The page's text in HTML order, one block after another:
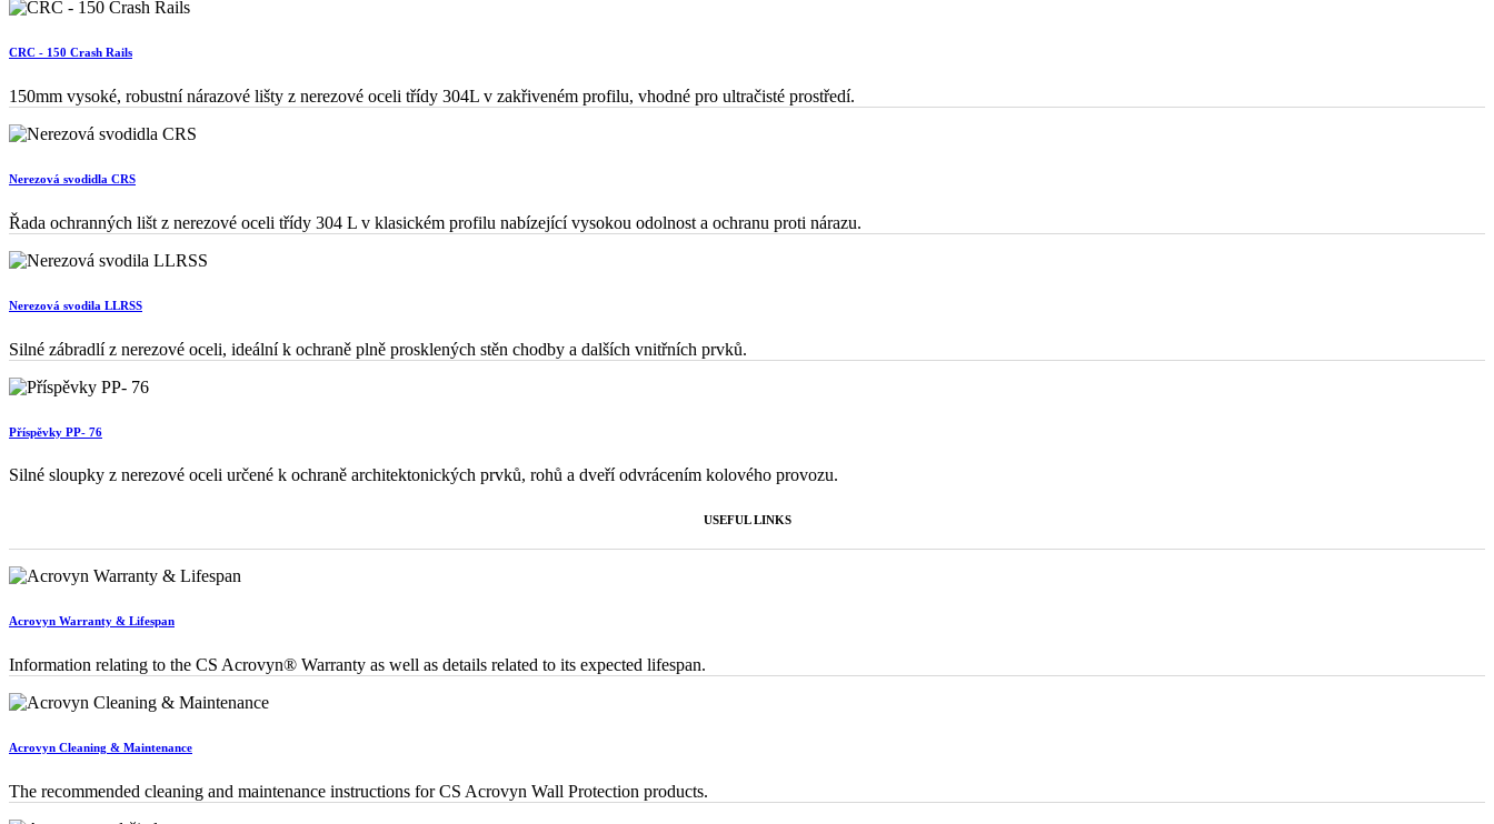
CRC - 150 Crash Rails
150mm vysoké, robustní nárazové lišty z nerezové oceli třídy 304L v zakřiveném profilu, vhodné pro ultračisté prostředí.
Nerezová svodidla CRS
Řada ochranných lišt z nerezové oceli třídy 304 L v klasickém profilu nabízející vysokou odolnost a ochranu proti nárazu.
Nerezová svodila LLRSS
Silné zábradlí z nerezové oceli, ideální k ochraně plně prosklených stěn chodby a dalších vnitřních prvků.
Příspěvky PP- 76
Silné sloupky z nerezové oceli určené k ochraně architektonických prvků, rohů a dveří odvrácením kolového provozu.
USEFUL LINKS
Acrovyn Warranty & Lifespan
Information relating to the CS Acrovyn® Warranty as well as details related to its expected lifespan.
Acrovyn Cleaning & Maintenance
The recommended cleaning and maintenance instructions for CS Acrovyn Wall Protection products.